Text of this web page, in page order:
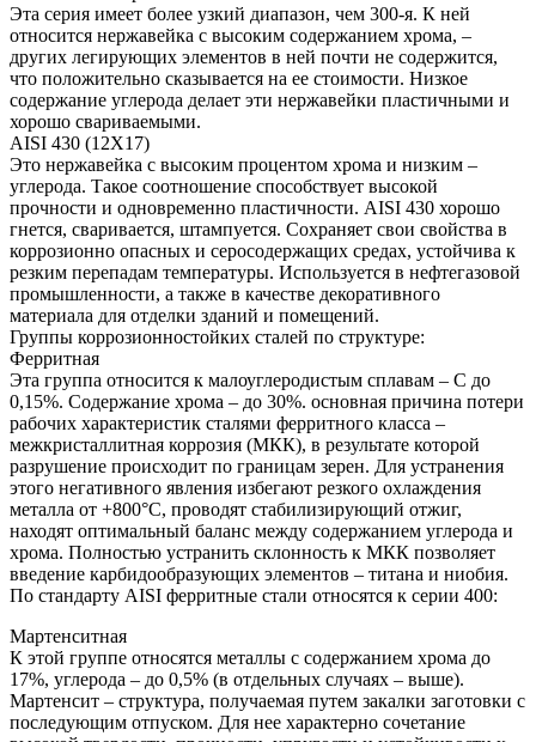
Эта серия имеет более узкий диапазон, чем 300-я. К ней
относится нержавейка с высоким содержанием хрома, –
других легирующих элементов в ней почти не содержится,
что положительно сказывается на ее стоимости. Низкое
содержание углерода делает эти нержавейки пластичными и
хорошо свариваемыми.
AISI 430 (12Х17)
Это нержавейка с высоким процентом хрома и низким –
углерода. Такое соотношение способствует высокой
прочности и одновременно пластичности. AISI 430 хорошо
гнется, сваривается, штампуется. Сохраняет свои свойства в
коррозионно опасных и серосодержащих средах, устойчива к
резким перепадам температуры. Используется в нефтегазовой
промышленности, а также в качестве декоративного
материала для отделки зданий и помещений.
Группы коррозионностойких сталей по структуре:
Ферритная
Эта группа относится к малоуглеродистым сплавам – C до
0,15%. Содержание хрома – до 30%. основная причина потери
рабочих характеристик сталями ферритного класса –
межкристаллитная коррозия (МКК), в результате которой
разрушение происходит по границам зерен. Для устранения
этого негативного явления избегают резкого охлаждения
металла от +800°C, проводят стабилизирующий отжиг,
находят оптимальный баланс между содержанием углерода и
хрома. Полностью устранить склонность к МКК позволяет
введение карбидообразующих элементов – титана и ниобия.
По стандарту AISI ферритные стали относятся к серии 400:
Мартенситная
К этой группе относятся металлы с содержанием хрома до
17%, углерода – до 0,5% (в отдельных случаях – выше).
Мартенсит – структура, получаемая путем закалки заготовки с
последующим отпуском. Для нее характерно сочетание